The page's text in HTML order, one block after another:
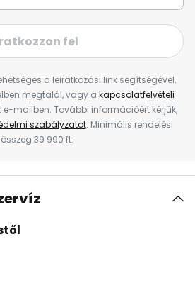
fel
a leiratkozási link segítségével,
megtalál, vagy a kapcsolatfelvételi
e-mailben. További információért kérjük,
szabályzatot. Minimális rendelési
összeg 39 990 ft.